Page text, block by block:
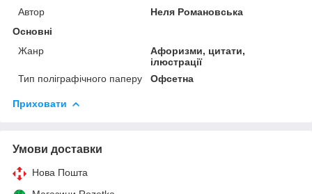
Автор
Неля Романовська
Основні
Жанр
Афоризми, цитати,
ілюстрації
Тип поліграфічного паперу
Офсетна
Приховати
Умови доставки
Нова Пошта